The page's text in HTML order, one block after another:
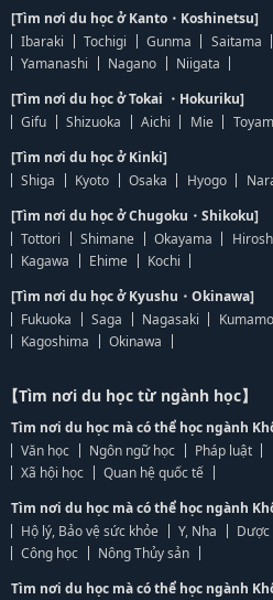
[Tìm nơi du học ở Kanto・Koshinetsu]
Ibaraki
Tochigi Gunma Saitama
Yamanashi
Nagano
Niigata
[Tìm nơi du học ở Tokai ・Hokuriku]
Gifu
Shizuoka Aichi Mie
[Tìm nơi du học ở Kinki]
Shiga
Kyoto Osaka Hyogo
[Tìm nơi du học ở Chugoku・Shikoku]
Tottori
Shimane Okayama
Kagawa
Ehime
Kochi
[Tìm nơi du học ở Kyushu・Okinawa]
Fukuoka
Saga Nagasaki
Kagoshima
Okinawa
【Tìm nơi du học từ ngành học】
Tìm nơi du học mà có thể học ngành
Văn học
Ngôn ngữ học Pháp luật
Xã hội học
Quan hệ quốc tế
Tìm nơi du học mà có thể học ngành
Hộ lý, Bảo vệ sức khỏe
Y, Nha Dược
Công học
Nông Thủy sản
Tìm nơi du học mà có thể học ngành